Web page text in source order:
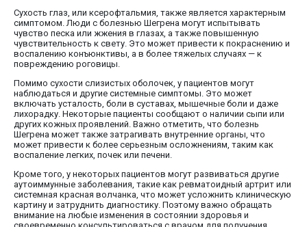
Сухость глаз, или ксерофтальмия, также является характерным
симптомом. Люди с болезнью Шегрена могут испытывать
чувство песка или жжения в глазах, а также повышенную
чувствительность к свету. Это может привести к покраснению и
воспалению конъюнктивы, а в более тяжелых случаях — к
повреждению роговицы.
Помимо сухости слизистых оболочек, у пациентов могут
наблюдаться и другие системные симптомы. Это может
включать усталость, боли в суставах, мышечные боли и даже
лихорадку. Некоторые пациенты сообщают о наличии сыпи или
других кожных проявлений. Важно отметить, что болезнь
Шегрена может также затрагивать внутренние органы, что
может привести к более серьезным осложнениям, таким как
воспаление легких, почек или печени.
Кроме того, у некоторых пациентов могут развиваться другие
аутоиммунные заболевания, такие как ревматоидный артрит или
системная красная волчанка, что может усложнить клиническую
картину и затруднить диагностику. Поэтому важно обращать
внимание на любые изменения в состоянии здоровья и